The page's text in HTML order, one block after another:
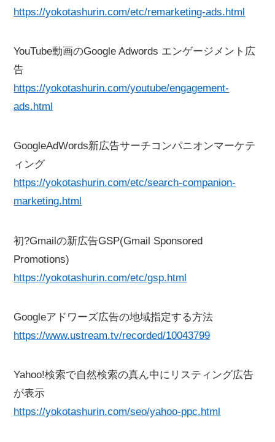
https://yokotashurin.com/etc/remarketing-ads.html
YouTube動画のGoogle Adwords エンゲージメント広
告
https://yokotashurin.com/youtube/engagement-
ads.html
GoogleAdWords新広告サーチコンパニオンマーケテ
ィング
https://yokotashurin.com/etc/search-companion-
marketing.html
初?Gmailの新広告GSP(Gmail Sponsored
Promotions)
https://yokotashurin.com/etc/gsp.html
Googleアドワーズ広告の地域指定する方法
https://www.ustream.tv/recorded/10043799
Yahoo!検索で自然検索の真ん中にリスティング広告
が表示
https://yokotashurin.com/seo/yahoo-ppc.html